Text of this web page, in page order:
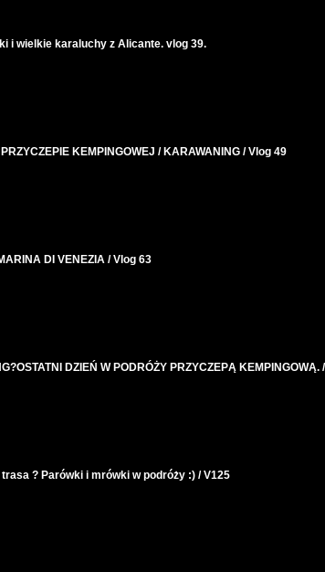
i wielkie karaluchy z Alicante. vlog 39.
KEMPINGOWEJ / KARAWANING / Vlog 49
DI VENEZIA / Vlog 63
DZIEŃ W PODRÓŻY PRZYCZEPĄ KEMPINGOWĄ.
? Parówki i mrówki w podróży :) / V125